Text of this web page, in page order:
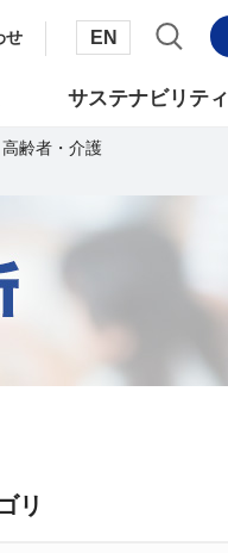
せ EN
サステナビリティ
高齢者・介護
リ